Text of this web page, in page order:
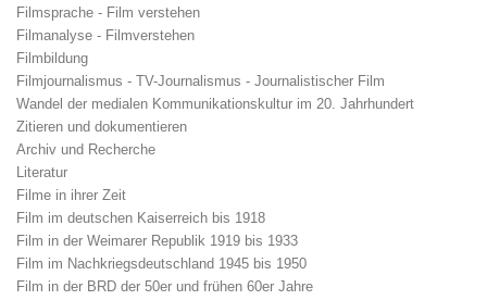
Filmsprache - Film verstehen
Filmanalyse - Filmverstehen
Filmbildung
Filmjournalismus - TV-Journalismus - Journalistischer Film
Wandel der medialen Kommunikationskultur im 20. Jahrhundert
Zitieren und dokumentieren
Archiv und Recherche
Literatur
Filme in ihrer Zeit
Film im deutschen Kaiserreich bis 1918
Film in der Weimarer Republik 1919 bis 1933
Film im Nachkriegsdeutschland 1945 bis 1950
Film in der BRD der 50er und frühen 60er Jahre